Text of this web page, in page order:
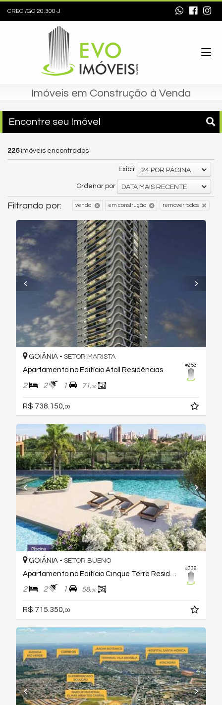
CRECI/GO 20.300-J
Imóveis em Construção à Venda
Encontre seu Imóvel
226imóveis encontrados
Exibir 24 POR PÁGINA
Ordenar por DATA MAIS RECENTE
Filtrando por: venda em construção remover todos
#253
GOIÂNIA - SETOR MARISTA
Apartamento no Edifício Atoll Residências
2 2 1 71,00
R$ 738.150, 00
#336
GOIÂNIA - SETOR BUENO
2 2 1 58,00
R$ 715.350,00